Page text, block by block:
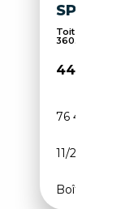
SPORT L
Toit
360...
44 850€
76 469 km
11/2022
Boîte